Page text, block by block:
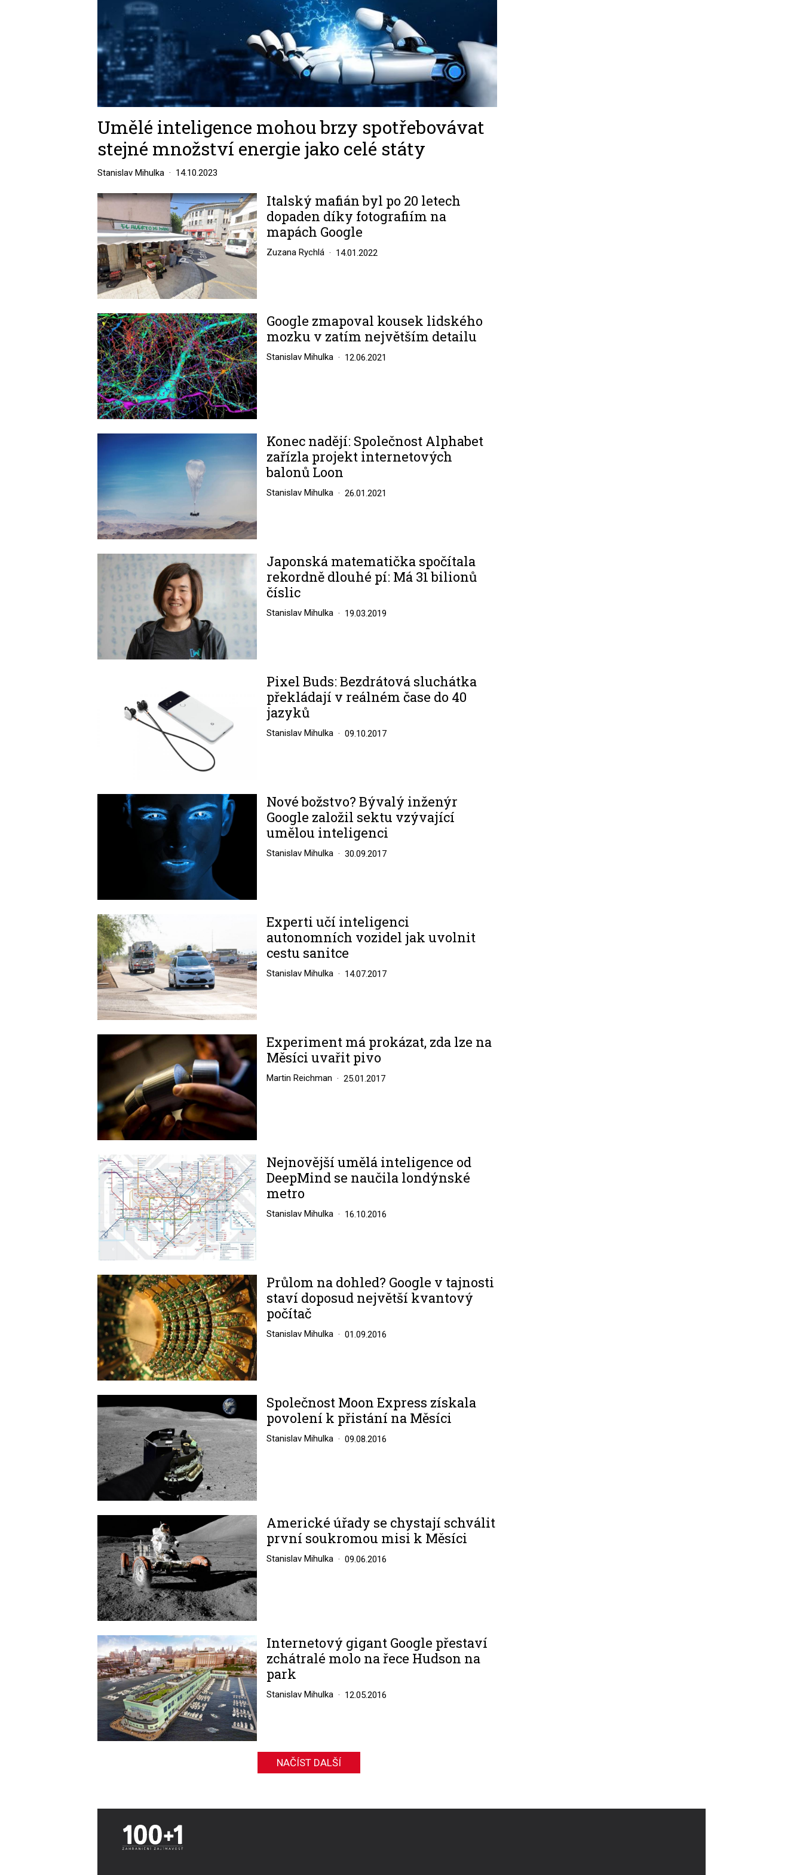
Umělé inteligence mohou brzy spotřebovávat
stejné množství energie jako celé státy
Stanislav Mihulka 14.10.2023
Image
Italský mafián byl po 20 letech
dopaden díky fotografiím na
mapách Google
Zuzana Rychlá 14.01.2022
Image
Google zmapoval kousek lidského
mozku v zatím největším detailu
Stanislav Mihulka 12.06.2021
Image
Konec nadějí: Společnost Alphabet
zařízla projekt internetových
balonů Loon
Stanislav Mihulka 26.01.2021
Image
Japonská matematička spočítala
rekordně dlouhé pí: Má 31 bilionů
číslic
Stanislav Mihulka 19.03.2019
Pixel Buds: Bezdrátová sluchátka
překládají v reálném čase do 40
jazyků
Stanislav Mihulka 09.10.2017
Image
Nové božstvo? Bývalý inženýr
Google založil sektu vzývající
umělou inteligenci
Stanislav Mihulka 30.09.2017
Image
Experti učí inteligenci
autonomních vozidel jak uvolnit
cestu sanitce
Stanislav Mihulka 14.07.2017
Experiment má prokázat, zda lze na
Měsíci uvařit pivo
Martin Reichman 25.01.2017
Image
Nejnovější umělá inteligence od
DeepMind se naučila londýnské
metro
Stanislav Mihulka 16.10.2016
Image
Průlom na dohled? Google v tajnosti
staví doposud největší kvantový
počítač
Stanislav Mihulka 01.09.2016
Společnost Moon Express získala
povolení k přistání na Měsíci
Stanislav Mihulka 09.08.2016
Americké úřady se chystají schválit
první soukromou misi k Měsíci
Stanislav Mihulka 09.06.2016
Image
Internetový gigant Google přestaví
zchátralé molo na řece Hudson na
park
Stanislav Mihulka 12.05.2016
NAČÍST DALŠÍ